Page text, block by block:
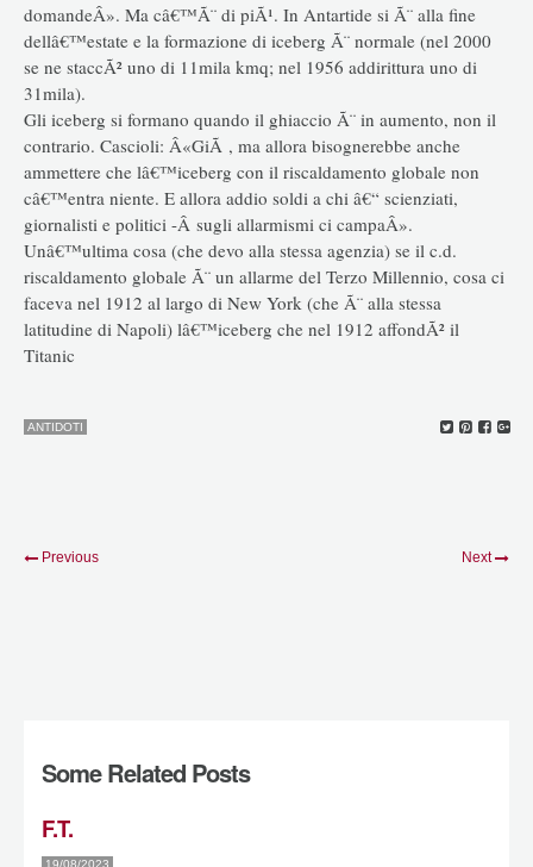
domandeÂ». Ma câ€™Ã¨ di piÃ¹. In Antartide si Ã¨ alla fine
dellâ€™estate e la formazione di iceberg Ã¨ normale (nel 2000
se ne staccÃ² uno di 11mila kmq; nel 1956 addirittura uno di
31mila).
Gli iceberg si formano quando il ghiaccio Ã¨ in aumento, non il
contrario. Cascioli: Â«GiÃ , ma allora bisognerebbe anche
ammettere che lâ€™iceberg con il riscaldamento globale non
câ€™entra niente. E allora addio soldi a chi â€“ scienziati,
giornalisti e politici -Â sugli allarmismi ci campaÂ».
Unâ€™ultima cosa (che devo alla stessa agenzia) se il c.d.
riscaldamento globale Ã¨ un allarme del Terzo Millennio, cosa ci
faceva nel 1912 al largo di New York (che Ã¨ alla stessa
latitudine di Napoli) lâ€™iceberg che nel 1912 affondÃ² il
Titanic
ANTIDOTI
Previous Next
Some Related Posts
F.T.